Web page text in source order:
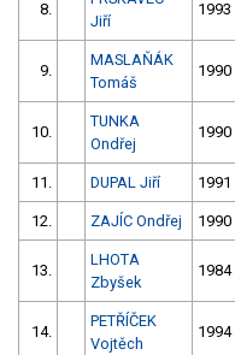
8.
Jiří
1993
9.
MASLAŇÁK
Tomáš
1990
10.
TUNKA
Ondřej
1990
11. DUPAL Jiří 1991
12. ZAJÍC Ondřej 1990
13.
LHOTA
Zbyšek
1984
14.
PETŘÍČEK
Vojtěch
1994